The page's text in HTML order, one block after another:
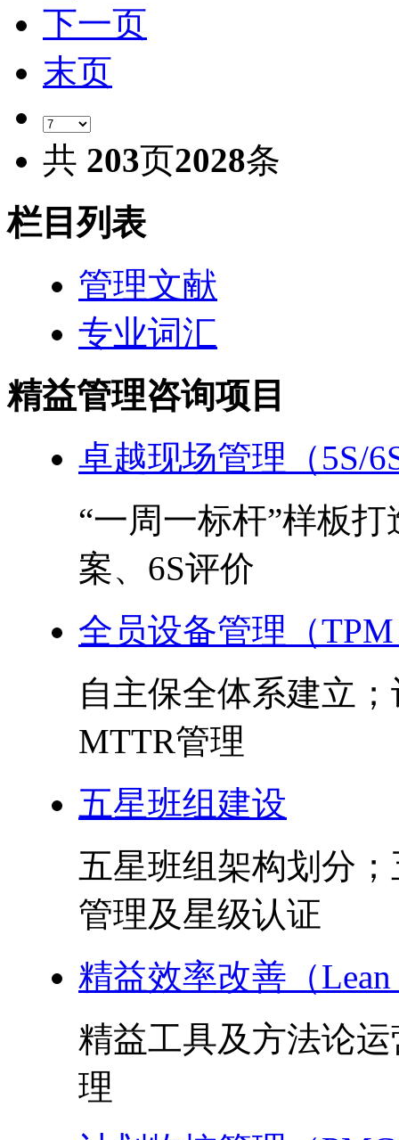
下一页
末页
共 203页2028条
栏目列表
管理文献
专业词汇
精益管理咨询项目
卓越现场管理（5S/
“一周一标杆”样板
案、6S评价
全员设备管理（
自主保全体系建立
MTTR管理
五星班组建设
五星班组架构划分
管理及星级认证
精益效率改善（
精益工具及方法论
理